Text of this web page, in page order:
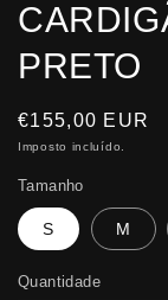
PRETO
Preço
normal
€155,00 EUR
Imposto incluído.
Tamanho
S M
Quantidade